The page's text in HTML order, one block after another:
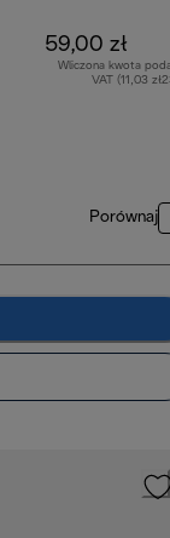
59,00 zł
Wliczona kwota
VAT (11,03
Porównaj